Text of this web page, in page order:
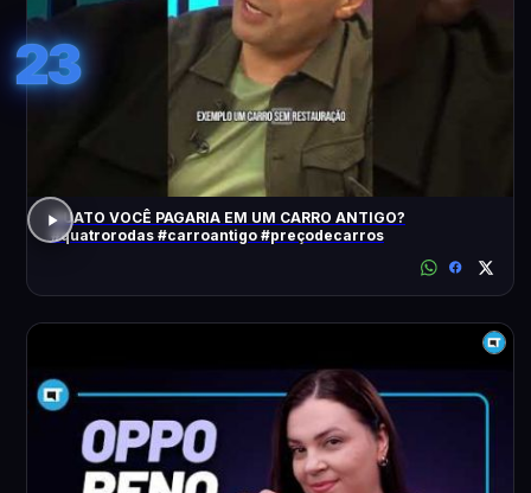
23
QUATO VOCÊ PAGARIA EM UM CARRO ANTIGO?
#quatrorodas #carroantigo #preçodecarros